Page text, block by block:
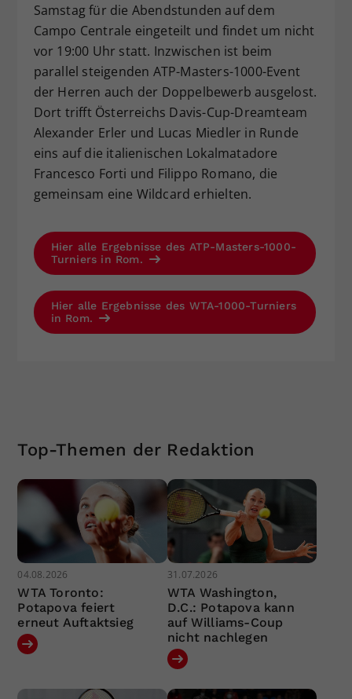
Samstag für die Abendstunden auf dem
Campo Centrale eingeteilt und findet um nicht
vor 19:00 Uhr statt. Inzwischen ist beim
parallel steigenden ATP-Masters-1000-Event
der Herren auch der Doppelbewerb ausgelost.
Dort trifft Österreichs Davis-Cup-Dreamteam
Alexander Erler und Lucas Miedler in Runde
eins auf die italienischen Lokalmatadore
Francesco Forti und Filippo Romano, die
gemeinsam eine Wildcard erhielten.
Hier alle Ergebnisse des ATP-Masters-1000-
Turniers in Rom.
Hier alle Ergebnisse des WTA-1000-Turniers
in Rom.
Top-Themen der Redaktion
04.08.2026
WTA Toronto:
Potapova feiert
erneut Auftaktsieg
31.07.2026
WTA Washington,
D.C.: Potapova kann
auf Williams-Coup
nicht nachlegen